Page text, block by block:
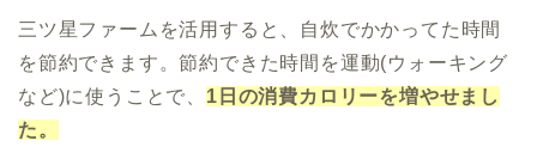
三ツ星ファームを活用すると、自炊でかかってた時間
を節約できます。節約できた時間を運動(ウォーキング
など)に使うことで、 1日の消費カロリーを増やせまし
た。